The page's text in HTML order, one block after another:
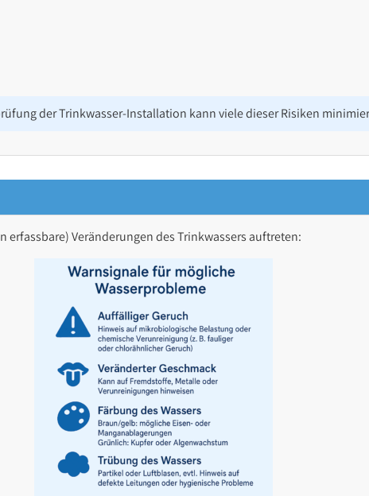
der Trinkwasser-Installation kann viele dieser Risiken
Veränderungen des Trinkwassers auftreten: